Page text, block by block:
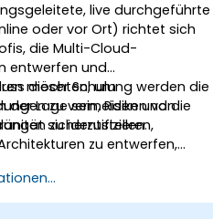
live durchgeführte
oder vor Ort) richtet sich
die Multi-Cloud-
entwerfen und
möchten, um
zu vermeiden und die
sicherzustellen.
dieser Schulung werden die
der Lage sein, Risiken von
zu identifizieren,
zu entwerfen,
Tools zu nutzen.